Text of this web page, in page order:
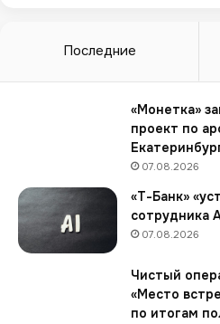
р
в
ы
й
Последние
«Монетка»
проект по
07.08.2026
«Т-Банк»
сотрудника
07.08.2026
Чистый
«Место
по итогам